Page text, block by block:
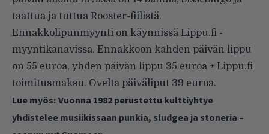
taattua ja tuttua Rooster-fiilistä.
Ennakkolipunmyynti on käynnissä Lippu.fi -
myyntikanavissa. Ennakkoon kahden päivän lippu
on 55 euroa, yhden päivän lippu 35 euroa + Lippu.fi
toimitusmaksu. Ovelta päiväliput 39 euroa.
Lue myös: Vuonna 1982 perustettu kulttiyhtye
yhdistelee musiikissaan punkia, sludgea ja stoneria –